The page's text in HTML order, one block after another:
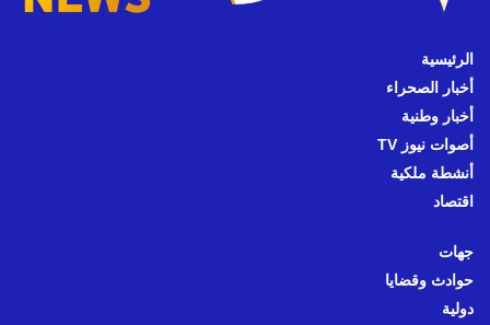
الرئيسية
أخبار الصحراء
أخبار وطنية
أصوات نيوز TV
أنشطة ملكية
اقتصاد
جهات
حوادث وقضايا
دولية